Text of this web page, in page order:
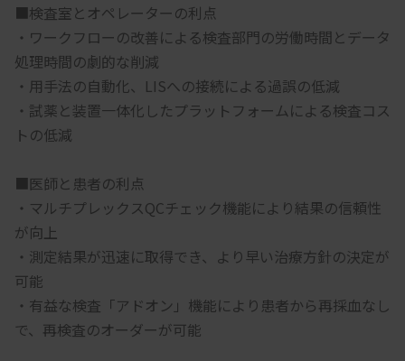
■検査室とオペレーターの利点
・ワークフローの改善による検査部門の労働時間とデータ
処理時間の劇的な削減
・用手法の自動化、LISへの接続による過誤の低減
・試薬と装置一体化したプラットフォームによる検査コス
トの低減
■医師と患者の利点
・マルチプレックスQCチェック機能により結果の信頼性
が向上
・測定結果が迅速に取得でき、より早い治療方針の決定が
可能
・有益な検査「アドオン」機能により患者から再採血なし
で、再検査のオーダーが可能